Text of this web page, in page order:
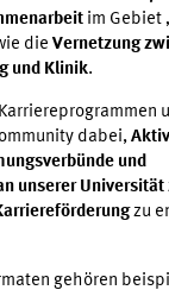
im Gebiet
dieVernetzung
und Klinik.
dabei,
und
unserer
zu
gehören